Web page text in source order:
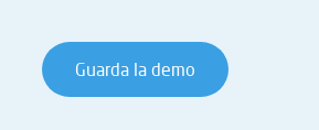
Guarda la demo